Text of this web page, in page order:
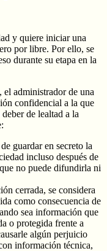
y quiere iniciar una
por libre. Por ello, se
durante su etapa en la
el administrador de una
confidencial a la que
de lealtad a la
guardar en secreto la
incluso después de
no puede difundirla ni
cerrada, se considera
como consecuencia de
sea información que
o protegida frente a
algún perjuicio
información técnica,